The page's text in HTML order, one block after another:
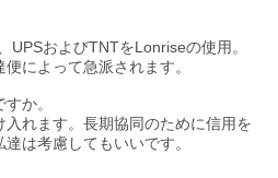
UPSおよびTNTをLonriseの使用。
によって急派されます。
か。
れます。長期協同のために信用を
は考慮してもいいです。